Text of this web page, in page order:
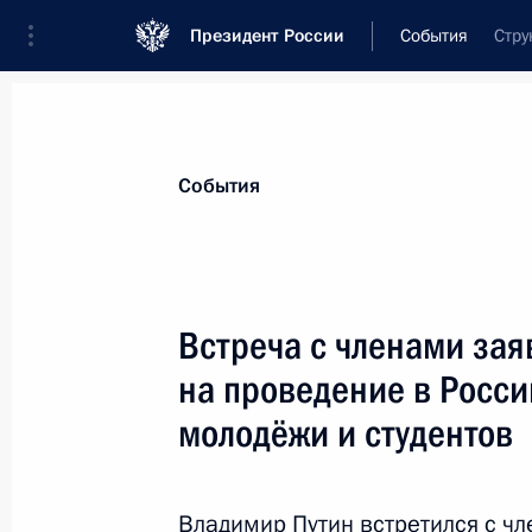
Президент России События
Новости
Телефонный разговор с Королём
Бен Абдель Азизом Аль Саудом
События
Встреча с членами
на проведение в
молодёжи и студентов
Владимир Путин встретился с